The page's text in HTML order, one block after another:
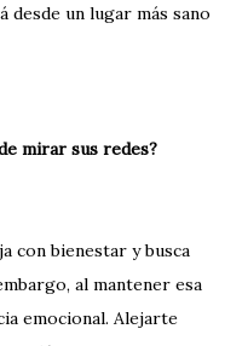
desde un lugar más sano
mirar sus redes?
con bienestar y busca
al mantener esa
emocional. Alejarte